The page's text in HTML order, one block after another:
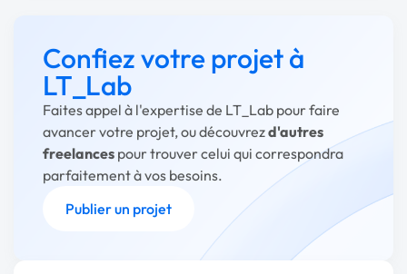
Confiez votre projet à
LT_Lab
Faites appel à l'expertise de LT_Lab pour faire
avancer votre projet, ou découvrezd'autres
freelances pour trouver celui qui correspondra
parfaitement à vos besoins.
Publier un projet